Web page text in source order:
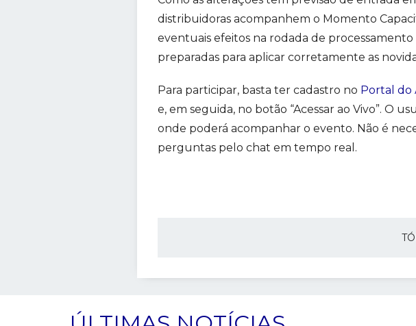
distribuidoras acompanhem o Momento
eventuais efeitos na rodada de
preparadas para aplicar corretamente as
Para participar, basta ter cadastro no Portal do
e, em seguida, no botão “Acessar ao Vivo”. O
onde poderá acompanhar o evento. Não é
perguntas pelo chat em tempo real.